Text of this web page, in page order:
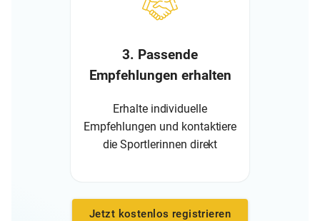
3. Passende
Empfehlungen erhalten
Erhalte individuelle
Empfehlungen und kontaktiere
die Sportlerinnen direkt
Jetzt kostenlos registrieren